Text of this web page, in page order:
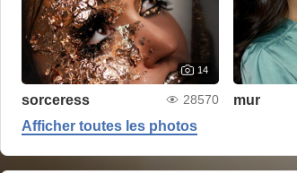
14
sorceress 28570 mur
Afficher toutes les photos